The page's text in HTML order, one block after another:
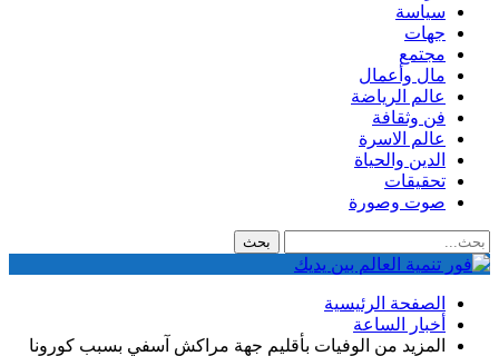
سياسة
جهات
مجتمع
مال وأعمال
عالم الرياضة
فن وثقافة
عالم الاسرة
الدين والحياة
تحقيقات
صوت وصورة
الصفحة الرئيسية
أخبار الساعة
المزيد من الوفيات بأقليم جهة مراكش آسفي بسبب كورونا